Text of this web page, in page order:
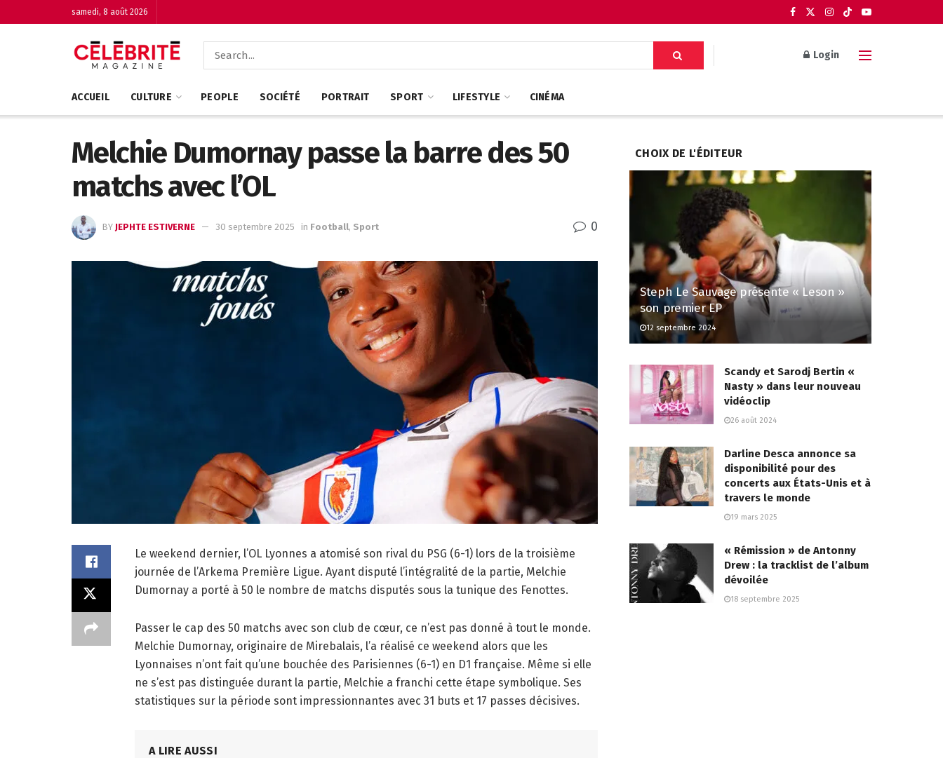
samedi, 8 août 2026
Login
ACCUEIL CULTURE PEOPLE SOCIÉTÉ PORTRAIT SPORT LIFESTYLE CINÉMA
Melchie Dumornay passe la barre des 50
matchs avec l’OL
BY JEPHTE ESTIVERNE 30 septembre 2025 in Football, Sport 0
Le weekend dernier, l’OL Lyonnes a atomisé son rival du PSG (6-1) lors de la troisième
journée de l’Arkema Première Ligue. Ayant disputé l’intégralité de la partie, Melchie
Dumornay a porté à 50 le nombre de matchs disputés sous la tunique des Fenottes.
Passer le cap des 50 matchs avec son club de cœur, ce n’est pas donné à tout le monde.
Melchie Dumornay, originaire de Mirebalais, l’a réalisé ce weekend alors que les
Lyonnaises n’ont fait qu’une bouchée des Parisiennes (6-1) en D1 française. Même si elle
ne s’est pas distinguée durant la partie, Melchie a franchi cette étape symbolique. Ses
statistiques sur la période sont impressionnantes avec 31 buts et 17 passes décisives.
A LIRE AUSSI
CHOIX DE L'ÉDITEUR
Steph Le Sauvage présente « Leson »
son premier EP
12 septembre 2024
Scandy et Sarodj Bertin «
Nasty » dans leur nouveau
vidéoclip
26 août 2024
Darline Desca annonce sa
disponibilité pour des
concerts aux États-Unis et à
travers le monde
19 mars 2025
« Rémission » de Antonny
Drew : la tracklist de l’album
dévoilée
18 septembre 2025